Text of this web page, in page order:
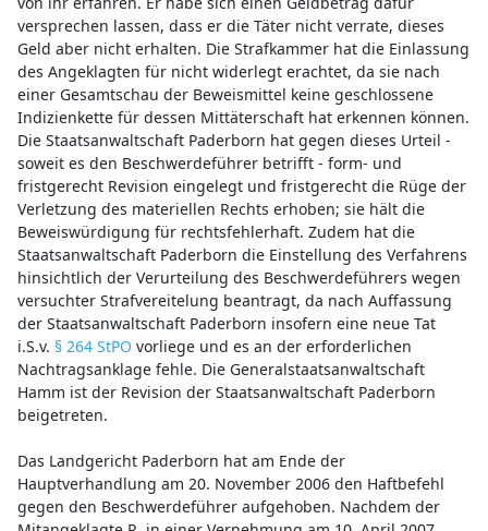
versprechen lassen, dass er die Täter nicht verrate, dieses
Geld aber nicht erhalten. Die Strafkammer hat die Einlassung
des Angeklagten für nicht widerlegt erachtet, da sie nach
einer Gesamtschau der Beweismittel keine geschlossene
Indizienkette für dessen Mittäterschaft hat erkennen können.
Die Staatsanwaltschaft Paderborn hat gegen dieses Urteil -
soweit es den Beschwerdeführer betrifft - form- und
fristgerecht Revision eingelegt und fristgerecht die Rüge der
Verletzung des materiellen Rechts erhoben; sie hält die
Beweiswürdigung für rechtsfehlerhaft. Zudem hat die
Staatsanwaltschaft Paderborn die Einstellung des Verfahrens
hinsichtlich der Verurteilung des Beschwerdeführers wegen
versuchter Strafvereitelung beantragt, da nach Auffassung
der Staatsanwaltschaft Paderborn insofern eine neue Tat
i.S.v. § 264 StPO vorliege und es an der erforderlichen
Nachtragsanklage fehle. Die Generalstaatsanwaltschaft
Hamm ist der Revision der Staatsanwaltschaft Paderborn
beigetreten.
Das Landgericht Paderborn hat am Ende der
Hauptverhandlung am 20. November 2006 den Haftbefehl
gegen den Beschwerdeführer aufgehoben. Nachdem der